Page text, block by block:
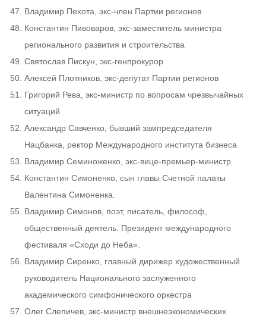
Владимир Пехота, экс-член Партии регионов
Константин Пивоваров, экс-заместитель министра
регионального развития и строительства
Святослав Пискун, экс-генпрокурор
Алексей Плотников, экс-депутат Партии регионов
Григорий Рева, экс-министр по вопросам чрезвычайных
ситуаций
Александр Савченко, бывший зампредседателя
Нацбанка, ректор Международного института бизнеса
Владимир Семиноженко, экс-вице-премьер-министр
Константин Симоненко, сын главы Счетной палаты
Валентина Симоненка.
Владимир Симонов, поэт, писатель, философ,
общественный деятель. Президент международного
фестиваля «Сходи до Неба».
Владимир Сиренко, главный дирижер художественный
руководитель Национального заслуженного
академического симфонического оркестра
Олег Слепичев, экс-министр внешнеэкономических